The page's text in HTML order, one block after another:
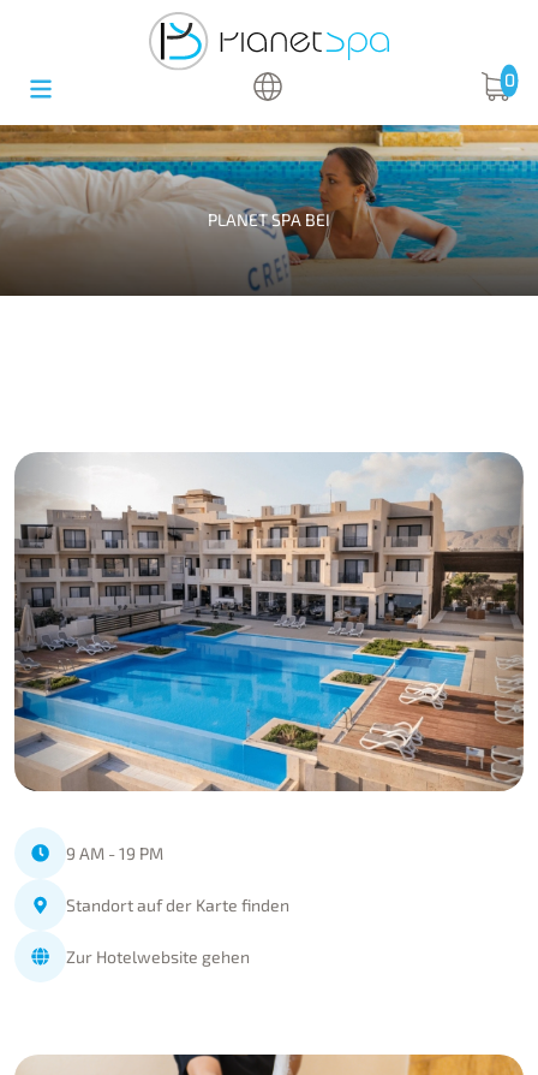
0
PLANET SPA BEI
9 AM - 19 PM
Standort auf der Karte finden
Zur Hotelwebsite gehen